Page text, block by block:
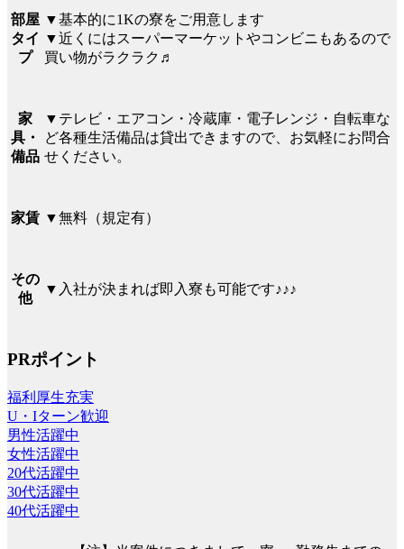
部屋
タイ
プ
▼基本的に1Kの寮をご用意します
▼近くにはスーパーマーケットやコンビニもあるので
買い物がラクラク♬
家
具・
備品
▼テレビ・エアコン・冷蔵庫・電子レンジ・自転車な
ど各種生活備品は貸出できますので、お気軽にお問合
せください。
家賃 ▼無料（規定有）
その
他
▼入社が決まれば即入寮も可能です♪♪♪
PRポイント
福利厚生充実
U・Iターン歓迎
男性活躍中
女性活躍中
20代活躍中
30代活躍中
40代活躍中